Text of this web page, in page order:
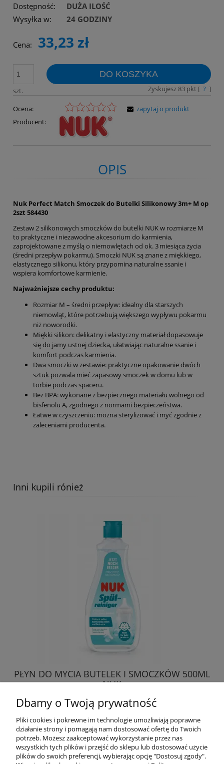
Dostępność:
DUŻA ILOŚĆ
Wysyłka w:
24 GODZINY
Cena: 33,23 zł
szt.
DO KOSZYKA
Zyskujesz 83pkt [ ? ]
Ocena:
Producent:
zapytaj o produkt
OPIS
Nuk Perfect Match Smoczek do Butelki Silikonowy 3m+ M op
2szt 584430
Zestaw 2 silikonowych smoczków do butelki NUK w rozmiarze M
to praktyczne i niezawodne akcesorium do karmienia,
zaprojektowane z myślą o niemowlętach od ok. 3 miesiąca życia
(średni przepływ pokarmu). Smoczki NUK są znane z miękkiego,
elastycznego silikonu, który przypomina naturalne ssanie i
wspiera komfortowe karmienie.
Najważniejsze cechy produktu:
Rozmiar M – średni przepływ: idealny dla starszych
niemowląt, które potrzebują większego wypływu pokarmu
niż noworodki.
Miękki silikon: delikatny i elastyczny materiał dopasowuje
się do jamy ustnej dziecka, ułatwiając naturalne ssanie i
komfort podczas karmienia.
Dwa smoczki w zestawie: praktyczne opakowanie dwóch
sztuk pozwala mieć zapasowy smoczek w domu lub w
torbie podczas spaceru.
Bez BPA: wykonane z bezpiecznego materiału wolnego od
bisfenolu A, zgodnego z normami bezpieczeństwa.
Łatwe w czyszczeniu: można sterylizować i myć zgodnie z
zaleceniami producenta.
Inni kupili rónież
PŁYN DO MYCIA BUTELEK I SMOCZKÓW 500ML
NUK
18,49 zł
DO KOSZYKA
Dbamy o Twoją prywatność
Pliki cookies i pokrewne im technologie umożliwiają poprawne
działanie strony i pomagają nam dostosować ofertę do Twoich
potrzeb. Możesz zaakceptować wykorzystanie przez nas
wszystkich tych plików i przejść do sklepu lub dostosować użycie
plików do swoich preferencji, wybierając opcję "Dostosuj zgody".